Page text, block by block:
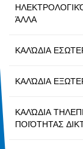
ΆΛΛΑ
ΚΑΛΏΔΙΑ
ΚΑΛΏΔΙΑ
ΚΑΛΏΔΙΑ
ΠΟΙΌΤΗΤΑΣ